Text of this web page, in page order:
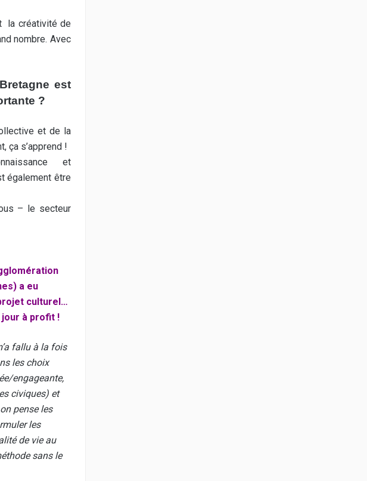
la créativité de
nombre. Avec
est
?
et de la
ça s’apprend !
et
également être
– le secteur
a eu
culturel…
jour à profit !
fallu à la fois
les choix
engageante,
civiques) et
pense les
les
de vie au
sans le